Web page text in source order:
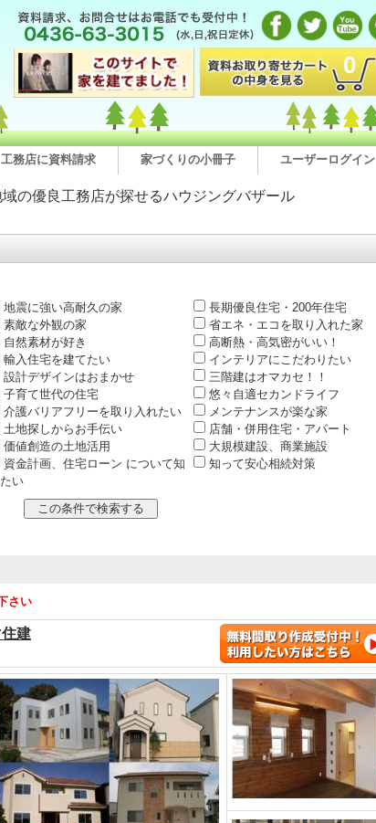
0
工務店に資料請求 家づくりの小冊子 ユーザーログイン
の優良工務店が探せるハウジングバザール
地震に強い高耐久の家
長期優良住宅・200年住宅
素敵な外観の家
省エネ・エコを取り入れた家
自然素材が好き
高断熱・高気密がいい！
輸入住宅を建てたい
インテリアにこだわりたい
設計デザインはおまかせ
三階建はオマカセ！！
子育て世代の住宅
悠々自適セカンドライフ
介護バリアフリーを取り入れたい
メンテナンスが楽な家
土地探しからお手伝い
店舗・併用住宅・アパート
価値創造の土地活用
大規模建設、商業施設
資金計画、住宅ローン について知
い
知って安心相続対策
さい
建